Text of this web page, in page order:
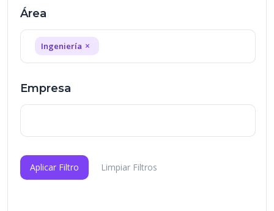
Área
Ingeniería ×
Empresa
Aplicar Filtro Limpiar Filtros